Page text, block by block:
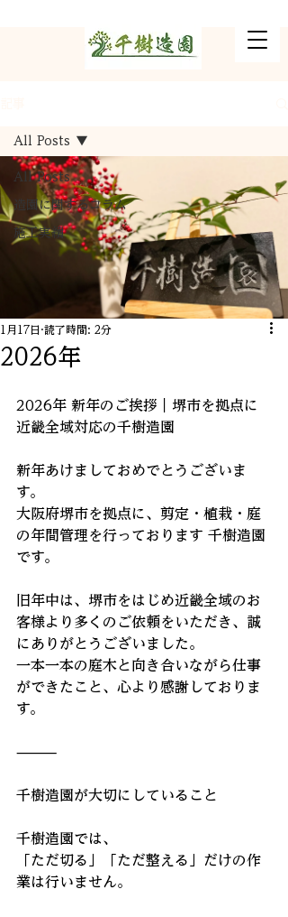
All Posts
造園に関するコラム
施工実績
All Posts
2026年
1月17日 読了時間: 2分
2026年 新年のご挨拶｜堺市を拠点に
近畿全域対応の千樹造園
新年あけましておめでとうございま
す。
大阪府堺市を拠点に、剪定・植栽・庭
の年間管理を行っております 千樹造園
です。
旧年中は、堺市をはじめ近畿全域のお
客様より多くのご依頼をいただき、誠
にありがとうございました。
一本一本の庭木と向き合いながら仕事
ができたこと、心より感謝しておりま
す。
⸻
千樹造園が大切にしていること
千樹造園では、
「ただ切る」「ただ整える」だけの作
業は行いません。